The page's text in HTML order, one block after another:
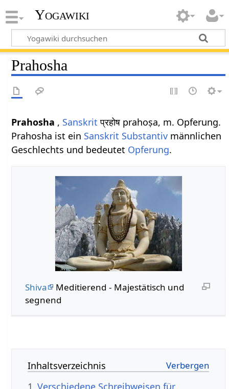
Yogawiki
Prahosha
Prahosha , Sanskrit प्रहोष prahoṣa, m. Opferung.
Prahosha ist ein Sanskrit Substantiv männlichen
Geschlechts und bedeutet Opferung.
Shiva
Meditierend - Majestätisch und
segnend
Inhaltsverzeichnis